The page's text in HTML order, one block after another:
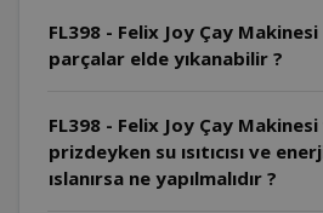
FL398 - Felix Joy Çay
parçalar elde yıkanabilir ?
FL398 - Felix Joy Çay
prizdeyken su ısıtıcısı ve
ıslanırsa ne yapılmalıdır ?